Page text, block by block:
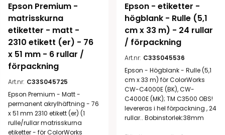
Epson Premium -
matrisskurna
etiketter - matt -
2310 etikett (er) - 76
x 51 mm - 6 rullar /
förpackning
Art.nr: C33S045725
Epson Premium - Matt -
permanent akrylhäftning - 76
x 51 mm 2310 etikett (er) (1
rulle/rullar matrisskurna
etiketter - för ColorWorks
Epson - etiketter -
högblank - Rulle (5,1
cm x 33 m) - 24 rullar
/ förpackning
Art.nr: C33S045536
Epson - Högblank - Rulle (5,1
cm x 33 m) för ColorWorks
CW-C4000E (BK), CW-
C4000E (MK); TM C3500 OBS!
levereras i hel förpackning , 24
rullar.. Bobinstorlek:38mm